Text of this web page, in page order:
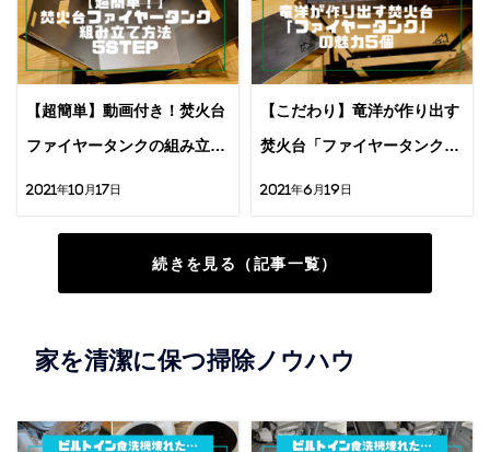
【超簡単】動画付き！焚火台
ファイヤータンクの組み立て
方法5STEP
2021年10月17日
【こだわり】竜洋が作り出す
焚火台「ファイヤータンク」
の魅力5個
2021年6月19日
続きを見る（記事一覧）
家を清潔に保つ掃除ノウハウ